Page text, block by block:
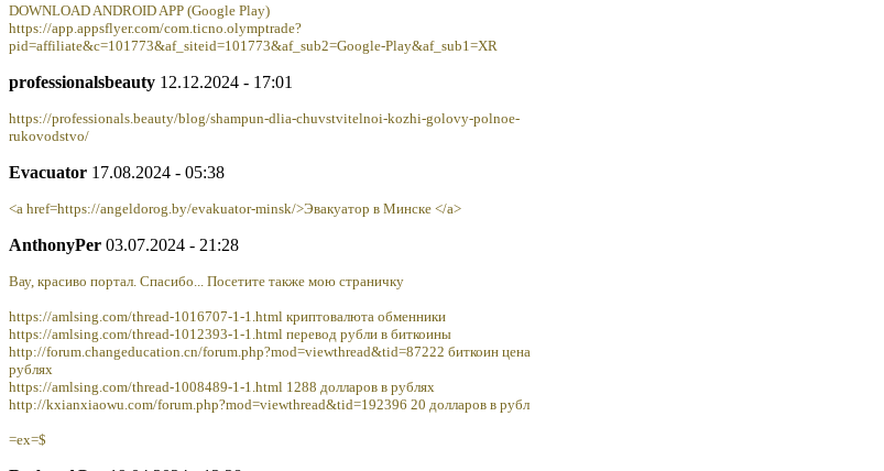
DOWNLOAD ANDROID APP (Google Play)
https://app.appsflyer.com/com.ticno.olymptrade?
pid=affiliate&c=101773&af_siteid=101773&af_sub2=Google-Play&af_sub1=XR
professionalsbeauty 12.12.2024 - 17:01
https://professionals.beauty/blog/shampun-dlia-chuvstvitelnoi-kozhi-golovy-polnoe-
rukovodstvo/
Evacuator 17.08.2024 - 05:38
<a href=https://angeldorog.by/evakuator-minsk/>Эвакуатор в Минске </a>
AnthonyPer 03.07.2024 - 21:28
Вау, красиво портал. Спасибо... Посетите также мою страничку
https://amlsing.com/thread-1016707-1-1.html криптовалюта обменники
https://amlsing.com/thread-1012393-1-1.html перевод рубли в биткоины
http://forum.changeducation.cn/forum.php?mod=viewthread&tid=87222 биткоин цена
рублях
https://amlsing.com/thread-1008489-1-1.html 1288 долларов в рублях
http://kxianxiaowu.com/forum.php?mod=viewthread&tid=192396 20 долларов в рубл
=ex=$